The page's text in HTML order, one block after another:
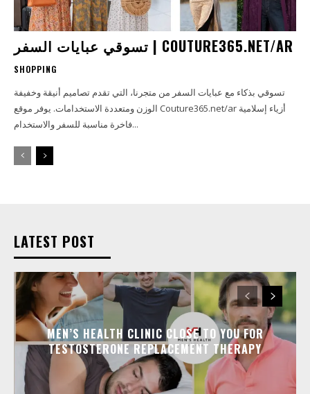
تسوقي عبايات السفر | COUTURE365.NET/AR
SHOPPING
تسوقي بذكاء مع عبايات السفر من متجرنا، التي تقدم تصاميم أنيقة وخفيفة
الوزن ومتعددة الاستخدامات. يوفر موقع Couture365.net/ar أزياء إسلامية
فاخرة مناسبة للسفر والاستخدام...
LATEST POST
MEN’S HEALTH CLINIC CLOSE TO YOU FOR
TESTOSTERONE REPLACEMENT THERAPY